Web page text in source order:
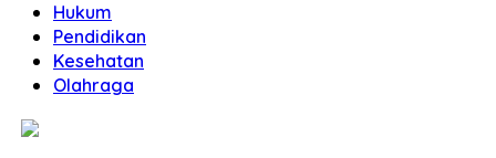
Hukum
Pendidikan
Kesehatan
Olahraga